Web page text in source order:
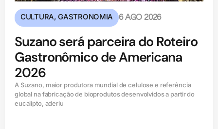
CULTURA,GASTRONOMIA 6 AGO 2026
Suzano será parceira do Roteiro
Gastronômico de Americana
2026
A Suzano, maior produtora mundial de celulose e referência
global na fabricação de bioprodutos desenvolvidos a partir do
eucalipto, aderiu